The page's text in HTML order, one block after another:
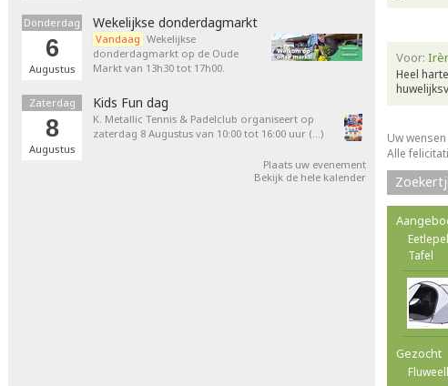
Donderdag
6
Augustus
Wekelijkse donderdagmarkt
Vandaag Wekelijkse
donderdagmarkt op de Oude
Markt van 13h30 tot 17h00.
Zaterdag
8
Augustus
Kids Fun dag
K. Metallic Tennis & Padelclub organiseert op
zaterdag 8 Augustus van 10:00 tot 16:00 uur (…)
Plaats uw evenement
Bekijk de hele kalender
Voor:
Heel
Uw
Alle
Tafel
Gezocht